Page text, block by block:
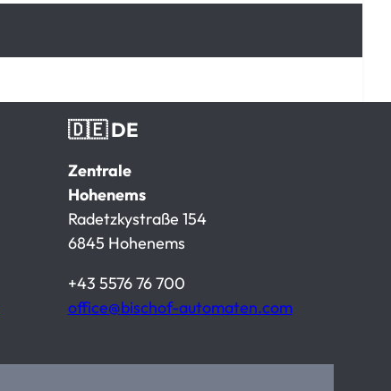
🇩🇪 DE
Zentrale
Hohenems
Radetzkystraße 154
6845 Hohenems
+43 5576 76 700
office@bischof-automaten.com